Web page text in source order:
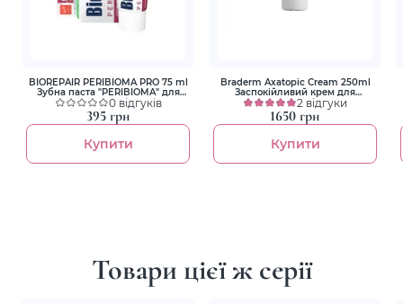
BIOREPAIR PERIBIOMA PRO 75 ml
Зубна паста "PERIBIOMA" для
лікування та профілактики
захворювання ясен і слизової
0 відгуків
395 грн
Купити
Braderm Axatopic Cream 250ml
Заспокійливий крем для
атопічної шкіри
2 відгуки
1650 грн
Купити
Товари цієї ж серії